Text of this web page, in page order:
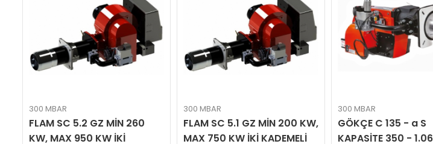
300 MBAR
FLAM SC 5.2 GZ MİN 260
KW, MAX 950 KW İKİ
300 MBAR
FLAM SC 5.1 GZ MİN 200 KW,
MAX 750 KW İKİ KADEMELİ
300 MBAR
GÖKÇE C 135 - a S
KAPASİTE 350 -